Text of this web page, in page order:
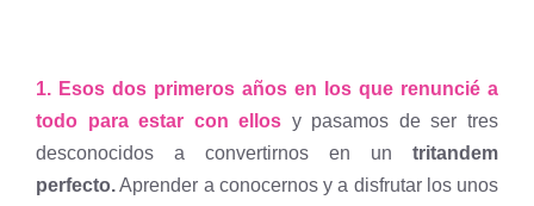
1. Esos dos primeros años en los que renuncié a
todo para estar con ellos y pasamos de ser tres
desconocidos a convertirnos en un tritandem
perfecto.Aprender a conocernos y a disfrutar los unos